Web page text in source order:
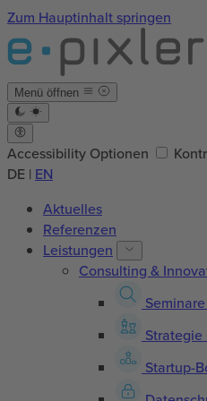
Zum Hauptinhalt springen
Menü öffnen
Accessibility Optionen
DE | EN
Aktuelles
Referenzen
Leistungen
Consulting &
Seminare
Strategie
Startup-